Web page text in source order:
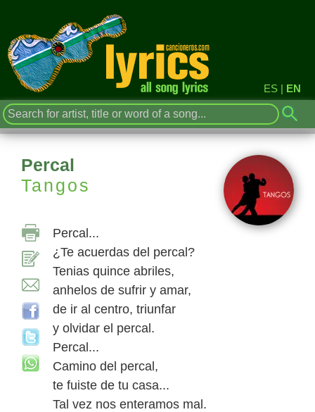
ES | EN
Percal
Tangos
Percal...
¿Te acuerdas del percal?
Tenias quince abriles,
anhelos de sufrir y amar,
de ir al centro, triunfar
y olvidar el percal.
Percal...
Camino del percal,
te fuiste de tu casa...
Tal vez nos enteramos mal.